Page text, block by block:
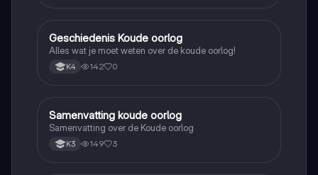
Geschiedenis
Geschiedenis Koude oorlog
Alles wat je moet weten over de koude oorlog!
K4 142 0
Geschiedenis
Samenvatting koude oorlog
Samenvatting over de Koude oorlog
K3 149 3